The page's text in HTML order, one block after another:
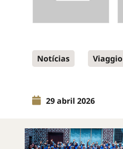
Notícias Viaggio
29 abril 2026